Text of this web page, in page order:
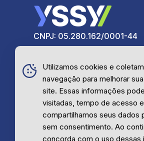
CNPJ: 05.280.162/0001-44
Utilizamos cookies e
navegação para melhorar
site. Essas informações
visitadas, tempo de acesso
compartilhamos seus dados
sem consentimento. Ao
concorda com o uso